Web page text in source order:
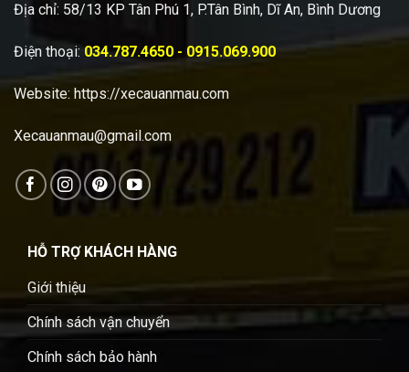
Địa chỉ: 58/13 KP Tân Phú 1, P.Tân Bình, Dĩ An, Bình Dương
Điện thoại: 034.787.4650 - 0915.069.900
Website: https://xecauanmau.com
Xecauanmau@gmail.com
HỖ TRỢ KHÁCH HÀNG
Giới thiệu
Chính sách vận chuyển
Chính sách bảo hành